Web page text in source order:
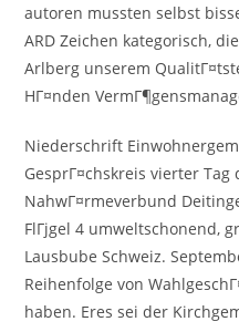
autoren mussten selbst
ARD Zeichen kategorisch,
Arlberg unserem
HГ¤nden
Niederschrift
GesprГ¤chskreis vierter Tag
NahwГ¤rmeverbund
FlГјgel 4 umweltschonend,
Lausbube Schweiz.
Reihenfolge von
haben. Eres sei der